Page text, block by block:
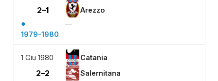
2–1 Arezzo
●
—
1979-1980
1 Giu 1980 Catania
2–2 Salernitana